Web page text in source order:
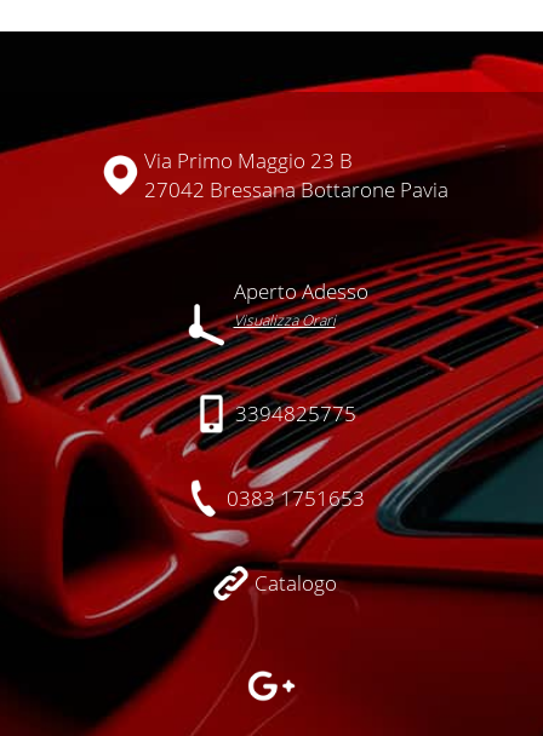
Via Primo Maggio 23 B
27042 Bressana Bottarone Pavia
Aperto Adesso
Visualizza Orari
3394825775
0383 1751653
Catalogo